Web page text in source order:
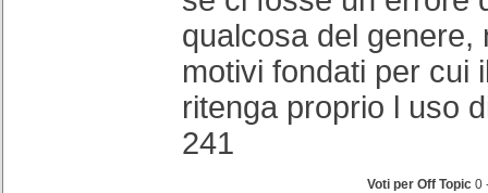
qualcosa del genere,
motivi fondati per cui
ritenga proprio l uso
241
Voti per Off Topic 0